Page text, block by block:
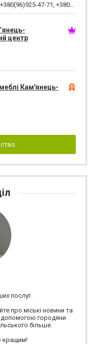
+380(96)925-47-71 +380(73)327-54-83
центр
Кам'янець-
послуг.
про міські новини та
городяни
більше.
кращим!